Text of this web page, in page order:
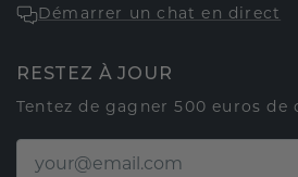
Démarrer un chat en direct
RESTEZ À JOUR
Tentez de gagner 500 euros